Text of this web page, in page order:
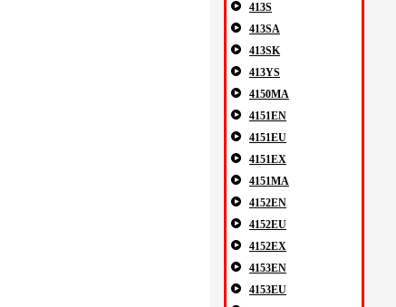
413S
413SA
413SK
413YS
4150MA
4151EN
4151EU
4151EX
4151MA
4152EN
4152EU
4152EX
4153EN
4153EU